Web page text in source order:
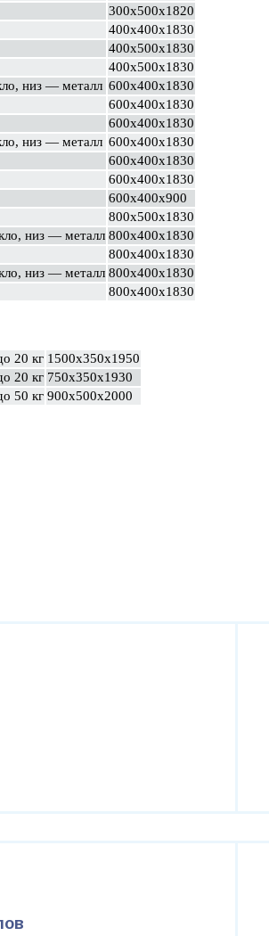
300х500х1820
400х400х1830
400х500х1830
400х500х1830
низ — металл 600х400х1830
600х400х1830
600х400х1830
низ — металл 600х400х1830
600х400х1830
600х400х1830
600х400х900
800х500х1830
низ — металл 800х400х1830
800х400х1830
низ — металл 800х400х1830
800х400х1830
20 кг 1500х350х1950
20 кг 750х350х1930
50 кг 900х500х2000